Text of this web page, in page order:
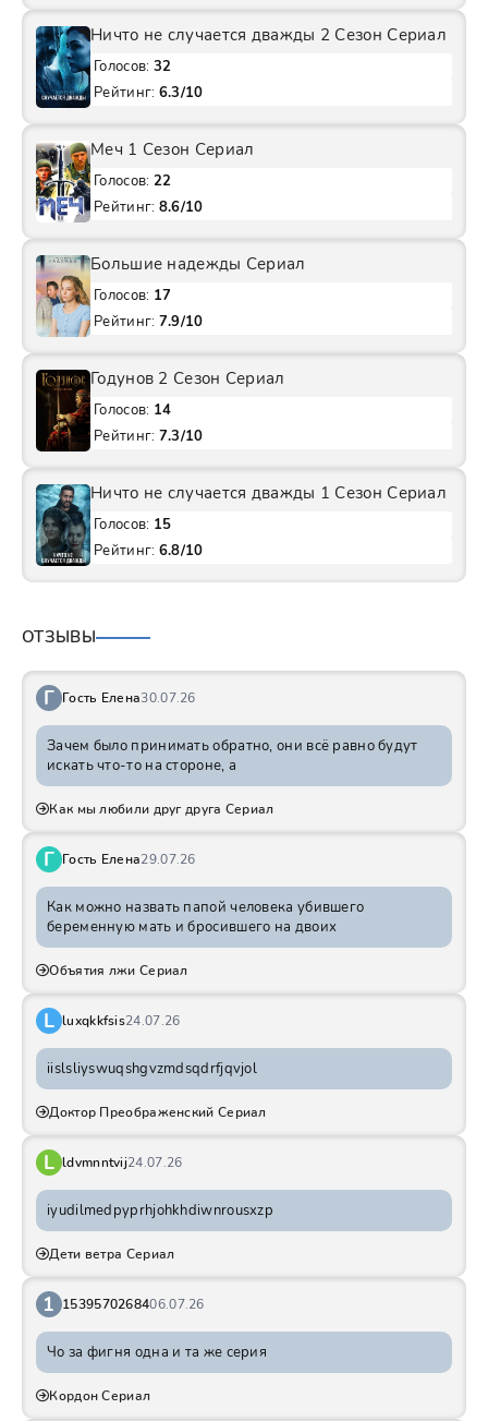
Ничто не случается дважды 2 Сезон Сериал
Голосов: 32
Рейтинг: 6.3/10
Меч 1 Сезон Сериал
Голосов: 22
Рейтинг: 8.6/10
Большие надежды Сериал
Голосов: 17
Рейтинг: 7.9/10
Годунов 2 Сезон Сериал
Голосов: 14
Рейтинг: 7.3/10
Ничто не случается дважды 1 Сезон Сериал
Голосов: 15
Рейтинг: 6.8/10
ОТЗЫВЫ
Г Гость Елена30.07.26
Зачем было принимать обратно, они всё равно будут
искать что-то на стороне, а
Как мы любили друг друга Сериал
Г Гость Елена29.07.26
Как можно назвать папой человека убившего
беременную мать и бросившего на двоих
Объятия лжи Сериал
L luxqkkfsis24.07.26
iislsliyswuqshgvzmdsqdrfjqvjol
Доктор Преображенский Сериал
L ldvmnntvij24.07.26
iyudilmedpyprhjohkhdiwnrousxzp
Дети ветра Сериал
1 1539570268406.07.26
Чо за фигня одна и та же серия
Кордон Сериал